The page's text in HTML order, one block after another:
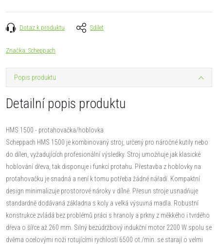
Dotaz k produktu Sdílet
Značka: Scheppach
Popis produktu
Detailní popis produktu
HMS 1500 - protahovačka/hoblovka
Scheppach HMS 1500 je kombinovaný stroj, určený pro náročné kutily nebo
do dílen, vyžadujících profesionální výsledky. Stroj umožňuje jak klasické
hoblování dřeva, tak disponuje i funkcí protahu. Přestavba z hoblovky na
protahovačku je snadná a není k tomu potřeba žádné nářadí. Kompaktní
design minimalizuje prostorové nároky v dílně. Přesun stroje usnadňuje
standardně dodávaná základna s koly a velká výsuvná madla. Robustní
konstrukce zvládá bez problémů práci s hranoly a prkny z měkkého i tvrdého
dřeva o šířce až 260 mm. Silný bezúdržbový indukční motor 2200 W spolu se
dvěma ocelovými noži rotujícími rychlostí 6500 ot./min. se starají o velmi